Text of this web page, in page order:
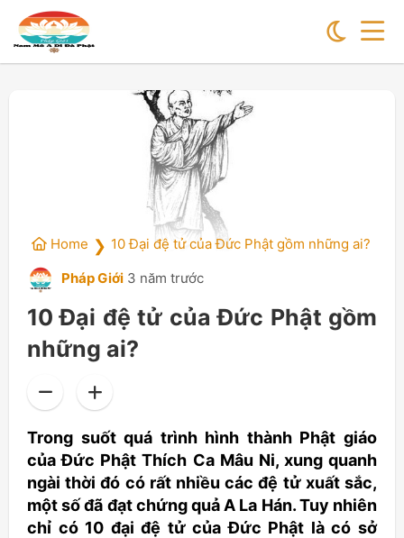
Home ❯ 10 Đại đệ tử của Đức Phật gồm những ai?
Pháp Giới 3 năm trước
10 Đại đệ tử của Đức Phật gồm
những ai?
Trong suốt quá trình hình thành Phật giáo
của Đức Phật Thích Ca Mâu Ni, xung quanh
ngài thời đó có rất nhiều các đệ tử xuất sắc,
một số đã đạt chứng quả A La Hán. Tuy nhiên
chỉ có 10 đại đệ tử của Đức Phật là có sở